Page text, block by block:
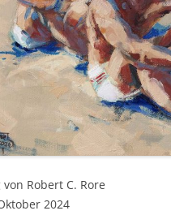
Robert C. Rore
2024